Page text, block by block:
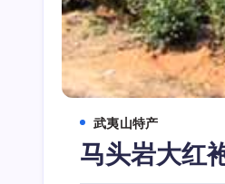
武夷山特产
马头岩大红